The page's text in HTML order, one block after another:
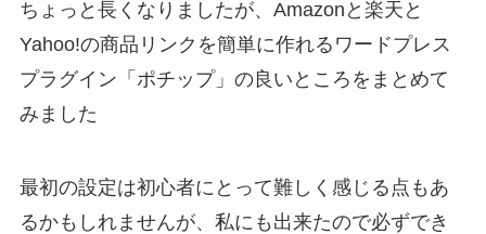
ちょっと長くなりましたが、Amazonと楽天と
Yahoo!の商品リンクを簡単に作れるワードプレス
プラグイン「ポチップ」の良いところをまとめて
みました
最初の設定は初心者にとって難しく感じる点もあ
るかもしれませんが、私にも出来たので必ずでき